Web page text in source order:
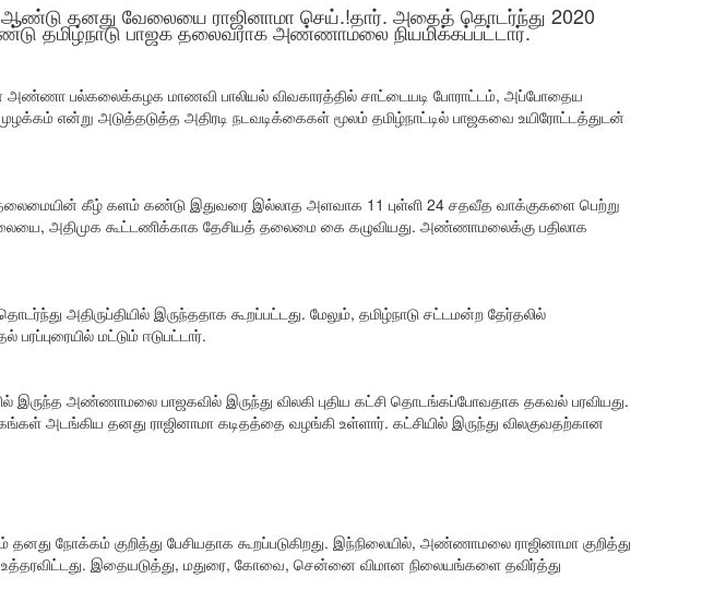
தனது வேலையை ராஜினாமா செய்.!தார். அதைத் தொடர்ந்து 2020
பாஜக தலைவராக அண்ணாமலை நியமிக்கப்பட்டார்.
பல்கலைக்கழக மாணவி பாலியல் விவகாரத்தில் சாட்டையடி போராட்டம், அப்போதைய
என்று அடுத்தடுத்த அதிரடி நடவடிக்கைகள் மூலம் தமிழ்நாட்டில் பாஜகவை உயிரோட்டத்துடன்
கீழ் களம் கண்டு இதுவரை இல்லாத அளவாக 11 புள்ளி 24 சதவீத வாக்குகளை பெற்று
அதிமுக கூட்டணிக்காக தேசியத் தலைமை கை கழுவியது. அண்ணாமலைக்கு பதிலாக
அதிருப்தியில் இருந்ததாக கூறப்பட்டது. மேலும், தமிழ்நாடு சட்டமன்ற தேர்தலில்
மட்டும் ஈடுபட்டார்.
இருந்த அண்ணாமலை பாஜகவில் இருந்து விலகி புதிய கட்சி தொடங்கப்போவதாக தகவல் பரவியது.
அடங்கிய தனது ராஜினாமா கடிதத்தை வழங்கி உள்ளார். கட்சியில் இருந்து விலகுவதற்கான
குறித்து பேசியதாக கூறப்படுகிறது. இந்நிலையில், அண்ணாமலை ராஜினாமா குறித்து
உத்தரவிட்டது. இதையடுத்து, மதுரை, கோவை, சென்னை விமான நிலையங்களை தவிர்த்து